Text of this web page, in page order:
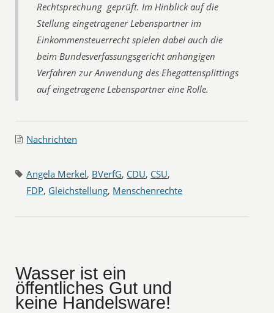
Rechtsprechung  geprüft. Im Hinblick auf die
Stellung eingetragener Lebenspartner im
Einkommensteuerrecht spielen dabei auch die
beim Bundesverfassungsgericht anhängigen
Verfahren zur Anwendung des Ehegattensplittings
auf eingetragene Lebenspartner eine Rolle.
Nachrichten
Angela Merkel, BVerfG, CDU, CSU,
FDP, Gleichstellung, Menschenrechte
Wasser ist ein
öffentliches Gut und
keine Handelsware!